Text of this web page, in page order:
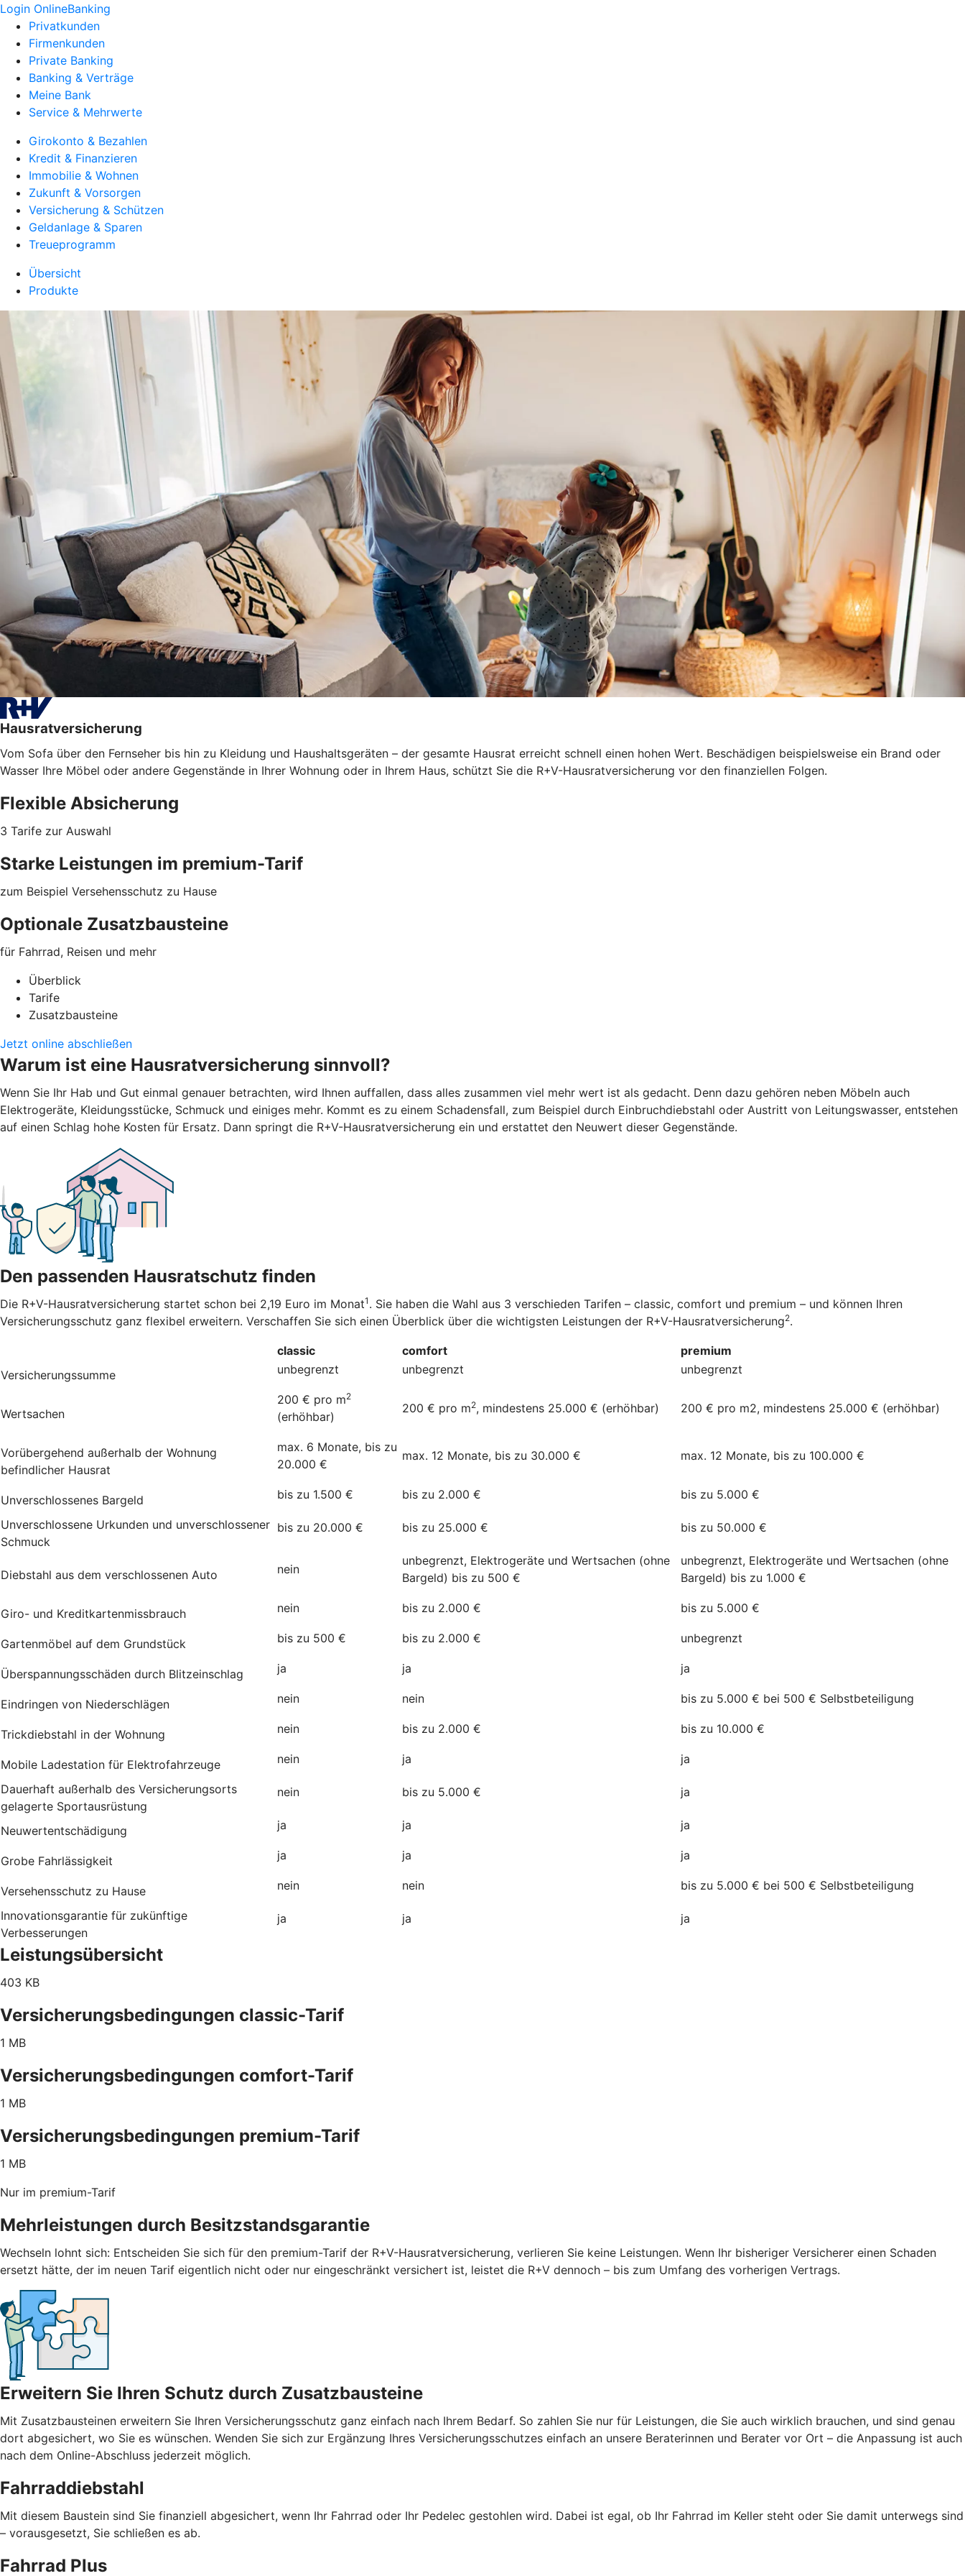
Login OnlineBanking
Privatkunden
Firmenkunden
Private Banking
Banking & Verträge
Meine Bank
Service & Mehrwerte
Girokonto & Bezahlen
Kredit & Finanzieren
Immobilie & Wohnen
Zukunft & Vorsorgen
Versicherung & Schützen
Geldanlage & Sparen
Treueprogramm
Übersicht
Produkte
Hausratversicherung
Vom Sofa über den Fernseher bis hin zu Kleidung und Haushaltsgeräten – der gesamte Hausrat erreicht schnell einen hohen Wert. Beschädigen beispielsweise ein Brand oder
Wasser Ihre Möbel oder andere Gegenstände in Ihrer Wohnung oder in Ihrem Haus, schützt Sie die R+V-Hausratversicherung vor den finanziellen Folgen.
Flexible Absicherung
3 Tarife zur Auswahl
Starke Leistungen im premium-Tarif
zum Beispiel Versehensschutz zu Hause
Optionale Zusatzbausteine
für Fahrrad, Reisen und mehr
Überblick
Tarife
Zusatzbausteine
Jetzt online abschließen
Warum ist eine Hausratversicherung sinnvoll?
Wenn Sie Ihr Hab und Gut einmal genauer betrachten, wird Ihnen auffallen, dass alles zusammen viel mehr wert ist als gedacht. Denn dazu gehören neben Möbeln auch
Elektrogeräte, Kleidungsstücke, Schmuck und einiges mehr. Kommt es zu einem Schadensfall, zum Beispiel durch Einbruchdiebstahl oder Austritt von Leitungswasser, entstehen
auf einen Schlag hohe Kosten für Ersatz. Dann springt die R+V-Hausratversicherung ein und erstattet den Neuwert dieser Gegenstände.
Den passenden Hausratschutz finden
Die R+V-Hausratversicherung startet schon bei 2,19 Euro im Monat1 . Sie haben die Wahl aus 3 verschieden Tarifen – classic, comfort und premium – und können Ihren
Versicherungsschutz ganz flexibel erweitern. Verschaffen Sie sich einen Überblick über die wichtigsten Leistungen der R+V-Hausratversicherung2.
classic comfort
premium
Versicherungssumme
unbegrenzt unbegrenzt unbegrenzt
Wertsachen
200 € pro m2
(erhöhbar)
200 € pro m2, mindestens 25.000 € (erhöhbar) 200 € pro m2, mindestens 25.000 € (erhöhbar)
Vorübergehend außerhalb der Wohnung
befindlicher Hausrat
max. 6 Monate, bis zu
20.000 €
max. 12 Monate, bis zu 30.000 € max. 12 Monate, bis zu 100.000 €
Unverschlossenes Bargeld bis zu 1.500 € bis zu 2.000 € bis zu 5.000 €
Unverschlossene Urkunden und unverschlossener
Schmuck
bis zu 20.000 € bis zu 25.000 € bis zu 50.000 €
Diebstahl aus dem verschlossenen Auto nein
unbegrenzt, Elektrogeräte und Wertsachen (ohne
Bargeld) bis zu 500 €
unbegrenzt, Elektrogeräte und Wertsachen (ohne
Bargeld) bis zu 1.000 €
Giro- und Kreditkartenmissbrauch nein bis zu 2.000 € bis zu 5.000 €
Gartenmöbel auf dem Grundstück bis zu 500 € bis zu 2.000 € unbegrenzt
Überspannungsschäden durch Blitzeinschlag ja ja ja
Eindringen von Niederschlägen nein nein bis zu 5.000 € bei 500 € Selbstbeteiligung
Trickdiebstahl in der Wohnung nein bis zu 2.000 € bis zu 10.000 €
Mobile Ladestation für Elektrofahrzeuge nein ja ja
Dauerhaft außerhalb des Versicherungsorts
gelagerte Sportausrüstung
nein bis zu 5.000 € ja
Neuwertentschädigung ja ja ja
Grobe Fahrlässigkeit ja ja ja
Versehensschutz zu Hause nein nein bis zu 5.000 € bei 500 € Selbstbeteiligung
Innovationsgarantie für zukünftige
Verbesserungen
ja ja ja
Leistungsübersicht
403 KB
Versicherungsbedingungen classic-Tarif
1 MB
Versicherungsbedingungen comfort-Tarif
1 MB
Versicherungsbedingungen premium-Tarif
1 MB
Nur im premium-Tarif
Mehrleistungen durch Besitzstandsgarantie
Wechseln lohnt sich: Entscheiden Sie sich für den premium-Tarif der R+V-Hausratversicherung, verlieren Sie keine Leistungen. Wenn Ihr bisheriger Versicherer einen Schaden
ersetzt hätte, der im neuen Tarif eigentlich nicht oder nur eingeschränkt versichert ist, leistet die R+V dennoch – bis zum Umfang des vorherigen Vertrags.
Erweitern Sie Ihren Schutz durch Zusatzbausteine
Mit Zusatzbausteinen erweitern Sie Ihren Versicherungsschutz ganz einfach nach Ihrem Bedarf. So zahlen Sie nur für Leistungen, die Sie auch wirklich brauchen, und sind genau
dort abgesichert, wo Sie es wünschen. Wenden Sie sich zur Ergänzung Ihres Versicherungsschutzes einfach an unsere Beraterinnen und Berater vor Ort – die Anpassung ist auch
nach dem Online-Abschluss jederzeit möglich.
Fahrraddiebstahl
Mit diesem Baustein sind Sie finanziell abgesichert, wenn Ihr Fahrrad oder Ihr Pedelec gestohlen wird. Dabei ist egal, ob Ihr Fahrrad im Keller steht oder Sie damit unterwegs sind
– vorausgesetzt, Sie schließen es ab.
Fahrrad Plus